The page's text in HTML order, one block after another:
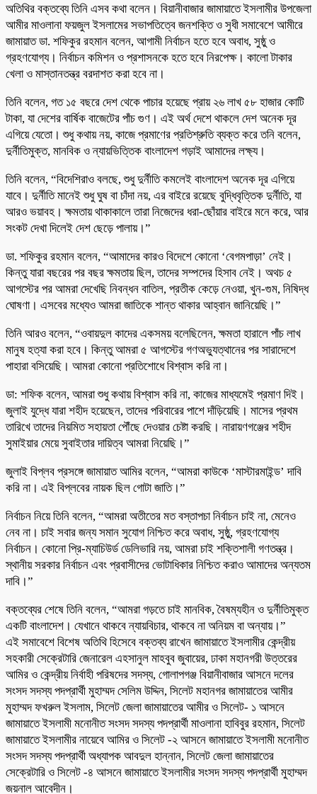
অতিথির বক্তব্যে তিনি এসব কথা বলেন। বিয়ানীবাজার জামায়াতে ইসলামীর উপজেলা
আমীর মাওলানা ফয়জুল ইসলামের সভাপতিত্বে জনশক্তি ও সুধী সমাবেশে আমীরে
জামায়াত ডা. শফিকুর রহমান বলেন, আগামী নির্বাচন হতে হবে অবাধ, সুষ্ঠু ও
গ্রহণযোগ্য। নির্বাচন কমিশন ও প্রশাসনকে হতে হবে নিরপেক্ষ। কালো টাকার
খেলা ও মাস্তানতন্ত্র বরদাশত করা হবে না।
তিনি বলেন, গত ১৫ বছরে দেশ থেকে পাচার হয়েছে প্রায় ২৬ লাখ ৫৮ হাজার কোটি
টাকা, যা দেশের বার্ষিক বাজেটের পাঁচ গুণ। এই অর্থ দেশে থাকলে দেশ অনেক দূর
এগিয়ে যেতো। শুধু কথায় নয়, কাজে প্রমাণের প্রতিশ্রুতি ব্যক্ত করে তনি বলেন,
দুর্নীতিমুক্ত, মানবিক ও ন্যায়ভিত্তিক বাংলাদেশ গড়াই আমাদের লক্ষ্য।
তিনি বলেন, “বিদেশিরাও বলছে, শুধু দুর্নীতি কমলেই বাংলাদেশ অনেক দূর এগিয়ে
যাবে। দুর্নীতি মানেই শুধু ঘুষ বা চাঁদা নয়, এর বাইরে রয়েছে বুদ্ধিবৃত্তিক দুর্নীতি, যা
আরও ভয়াবহ। ক্ষমতায় থাকাকালে তারা নিজেদের ধরা-ছোঁয়ার বাইরে মনে করে, আর
সংকট দেখা দিলেই দেশ ছেড়ে পালায়।”
ডা. শফিকুর রহমান বলেন, “আমাদের কারও বিদেশে কোনো ‘বেগমপাড়া’ নেই।
কিন্তু যারা বছরের পর বছর ক্ষমতায় ছিল, তাদের সম্পদের হিসাব নেই। অথচ ৫
আগস্টের পর আমরা দেখেছি নিবন্ধন বাতিল, প্রতীক কেড়ে নেওয়া, খুন-গুম, নিষিদ্ধ
ঘোষণা। এসবের মধ্যেও আমরা জাতিকে শান্ত থাকার আহ্বান জানিয়েছি।”
তিনি আরও বলেন, “ওবায়দুল কাদের একসময় বলেছিলেন, ক্ষমতা হারালে পাঁচ লাখ
মানুষ হত্যা করা হবে। কিন্তু আমরা ৫ আগস্টের গণঅভ্যুত্থানের পর সারাদেশে
পাহারা বসিয়েছি। আমরা কোনো প্রতিশোধে বিশ্বাস করি না।
ডা: শফিক বলেন, আমরা শুধু কথায় বিশ্বাস করি না, কাজের মাধ্যমেই প্রমাণ দিই।
জুলাই যুদ্ধে যারা শহীদ হয়েছেন, তাদের পরিবারের পাশে দাঁড়িয়েছি। মাসের প্রথম
তারিখে তাদের নিয়মিত সহায়তা পৌঁছে দেওয়ার চেষ্টা করছি। নারায়ণগঞ্জের শহীদ
সুমাইয়ার মেয়ে সুবাইতার দায়িত্ব আমরা নিয়েছি।”
জুলাই বিপ্লব প্রসঙ্গে জামায়াত আমির বলেন, “আমরা কাউকে ‘মাস্টারমাইন্ড’ দাবি
করি না। এই বিপ্লবের নায়ক ছিল গোটা জাতি।”
নির্বাচন নিয়ে তিনি বলেন, “আমরা অতীতের মত বস্তাপচা নির্বাচন চাই না, মেনেও
নেব না। চাই সবার জন্য সমান সুযোগ নিশ্চিত করে অবাধ, সুষ্ঠু, গ্রহণযোগ্য
নির্বাচন। কোনো প্রি-ম্যাচিউর্ড ডেলিভারি নয়, আমরা চাই শক্তিশালী গণতন্ত্র।
স্থানীয় সরকার নির্বাচন এবং প্রবাসীদের ভোটাধিকার নিশ্চিত করাও আমাদের অন্যতম
দাবি।”
বক্তব্যের শেষে তিনি বলেন, “আমরা গড়তে চাই মানবিক, বৈষম্যহীন ও দুর্নীতিমুক্ত
একটি বাংলাদেশ। যেখানে থাকবে ন্যায়বিচার, থাকবে না অনিয়ম বা অন্যায়।”
এই সমাবেশে বিশেষ অতিথি হিসেবে বক্তব্য রাখেন জামায়াতে ইসলামীর কেন্দ্রীয়
সহকারী সেক্রেটারি জেনারেল এহসানুল মাহবুব জুবায়ের, ঢাকা মহানগরী উত্তরের
আমির ও কেন্দ্রীয় নির্বাহী পরিষদের সদস্য, গোলাপগঞ্জ বিয়ানীবাজার আসনে দলের
সংসদ সদস্য পদপ্রার্থী মুহাম্মদ সেলিম উদ্দিন, সিলেট মহানগর জামায়াতের আমীর
মুহাম্মদ ফখরুল ইসলাম, সিলেট জেলা জামায়াতের আমীর ও সিলেট- ১ আসনে
জামায়াতে ইসলামী মনোনীত সংসদ সদস্য পদপ্রার্থী মাওলানা হাবিবুর রহমান, সিলেট
জামায়াতে ইসলামীর নায়েবে আমির ও সিলেট -২ আসনে জামায়াতে ইসলামী মনোনীত
সংসদ সদস্য পদপ্রার্থী অধ্যাপক আবদুল হান্নান, সিলেট জেলা জামায়াতের
সেক্রেটারি ও সিলেট -৪ আসনে জামায়াতে ইসলামীর সংসদ সদস্য পদপ্রার্থী মুহাম্মদ
জয়নাল আবেদীন।